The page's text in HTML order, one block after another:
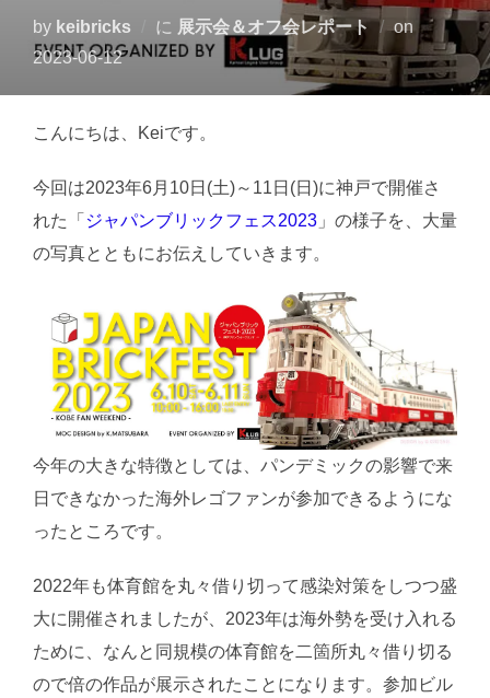
by keibricks に 展示会＆オフ会レポート on 投
稿
日:
2023-06-12
こんにちは、Keiです。
今回は2023年6月10日(土)～11日(日)に神戸で開催さ
れた「 ジャパンブリックフェス2023 」の様子を、大量
の写真とともにお伝えしていきます。
今年の大きな特徴としては、パンデミックの影響で来
日できなかった海外レゴファンが参加できるようにな
ったところです。
2022年も体育館を丸々借り切って感染対策をしつつ盛
大に開催されましたが、2023年は海外勢を受け入れる
ために、なんと同規模の体育館を二箇所丸々借り切る
ので倍の作品が展示されたことになります。参加ビル